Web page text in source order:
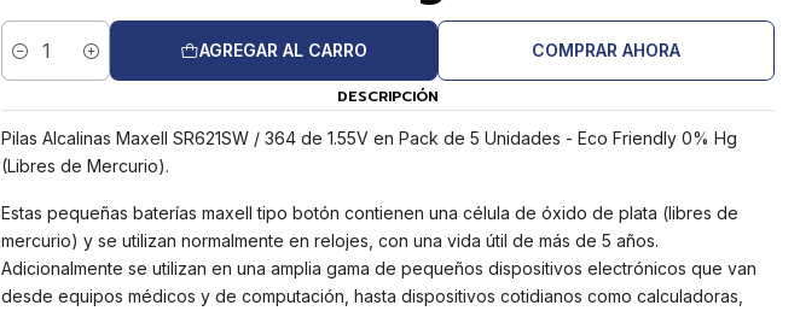
Cantidad
AGREGAR AL CARRO COMPRAR AHORA
DESCRIPCIÓN
Pilas Alcalinas Maxell SR621SW / 364 de 1.55V en Pack de 5 Unidades - Eco Friendly 0% Hg
(Libres de Mercurio).
Estas pequeñas baterías maxell tipo botón contienen una célula de óxido de plata (libres de
mercurio) y se utilizan normalmente en relojes, con una vida útil de más de 5 años.
Adicionalmente se utilizan en una amplia gama de pequeños dispositivos electrónicos que van
desde equipos médicos y de computación, hasta dispositivos cotidianos como calculadoras,